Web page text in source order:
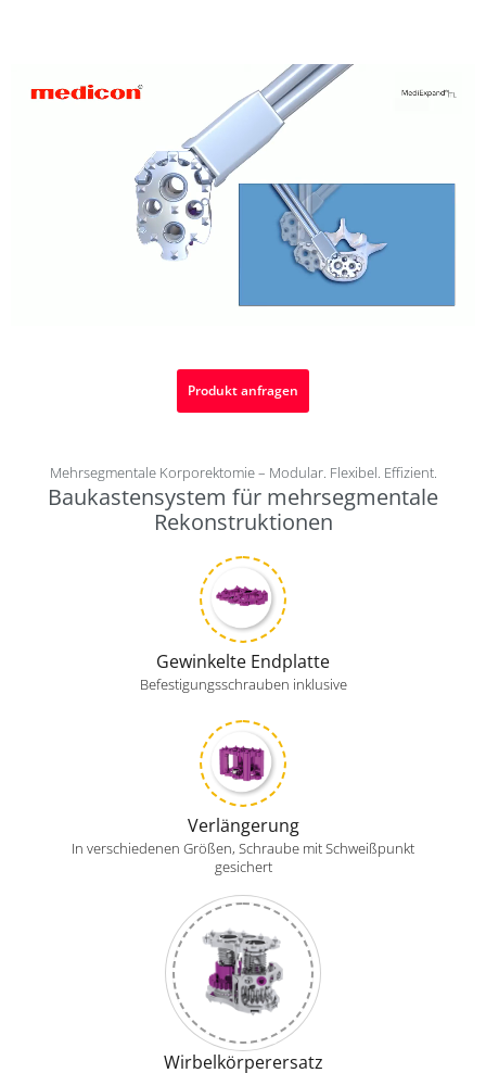
Produkt anfragen
Mehrsegmentale Korporektomie – Modular. Flexibel. Effizient.
Baukastensystem für mehrsegmentale
Rekonstruktionen
Gewinkelte Endplatte
Befestigungsschrauben inklusive
Verlängerung
In verschiedenen Größen, Schraube mit Schweißpunkt
gesichert
Wirbelkörperersatz